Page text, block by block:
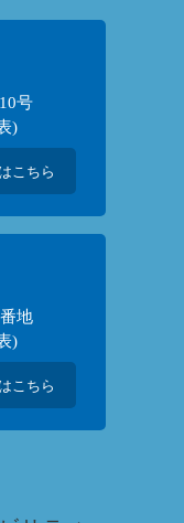
号
)
こちら
地
)
こちら